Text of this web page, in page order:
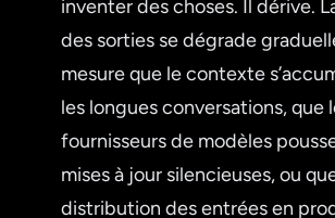
inventer des choses. Il dérive.
des sorties se dégrade
mesure que le contexte
les longues conversations, que
fournisseurs de modèles
mises à jour silencieuses, ou
distribution des entrées en